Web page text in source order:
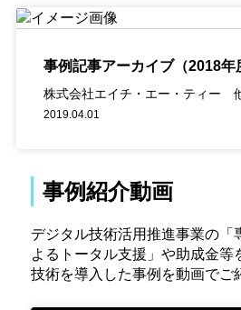
事例記事アーカイブ（2018年
株式会社エイチ・エー・ティー
2019.04.01
事例紹介動画
デジタル技術活用推進事業の「
よるトータル支援」や助成金等
技術を導入した事例を動画でご